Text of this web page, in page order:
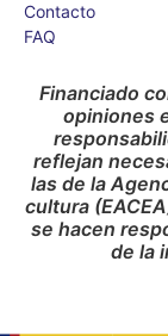
Contacto
FAQ
Financiado
opiniones
reflejan
las de la
cultura
se hacen
de la